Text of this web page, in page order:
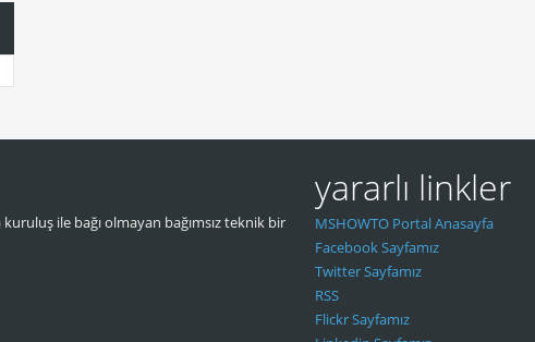
ile bağı olmayan bağımsız teknik bir
yararlı linkler
MSHOWTO Portal Anasayfa
Facebook Sayfamız
Twitter Sayfamız
RSS
Flickr Sayfamız